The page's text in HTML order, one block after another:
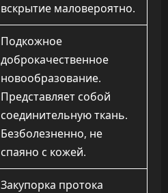
вскрытие маловероятно.
Подкожное
доброкачественное
новообразование.
Представляет собой
соединительную ткань.
Безболезненно, не
спаяно с кожей.
Закупорка протока